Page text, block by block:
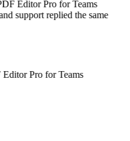
Editor Pro for Teams
support replied the same
Pro for Teams